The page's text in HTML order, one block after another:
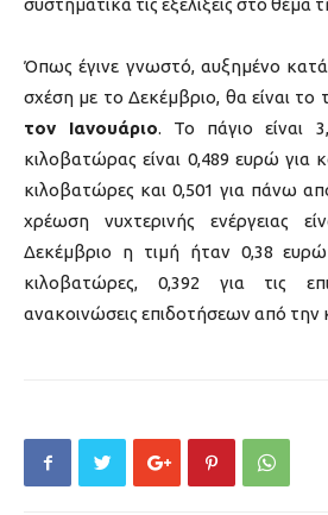
συστηματικά τις εξελίξεις στο θέμα
Όπως έγινε γνωστό, αυξημένο
σχέση με το Δεκέμβριο, θα είναι το
τον Ιανουάριο. Το πάγιο είναι
κιλοβατώρας είναι 0,489 ευρώ για
κιλοβατώρες και 0,501 για πάνω
χρέωση νυχτερινής ενέργειας
Δεκέμβριο η τιμή ήταν 0,38
κιλοβατώρες, 0,392 για τις
ανακοινώσεις επιδοτήσεων από την